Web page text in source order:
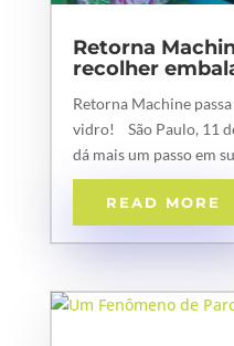
Retorna
recolher
Retorna Machine
vidro! São Paulo, 11
dá mais um passo em
READ MORE